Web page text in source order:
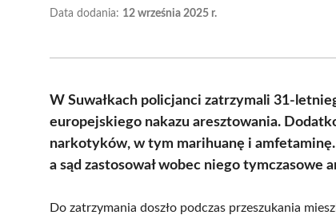
Data dodania: 12 września 2025 r.
W Suwałkach policjanci zatrzymali 31-
europejskiego nakazu aresztowania.
narkotyków, w tym marihuanę i
a sąd zastosował wobec niego tymczasowe
Do zatrzymania doszło podczas przeszukania